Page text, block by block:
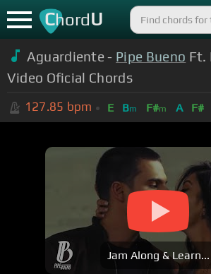
ChordU
Aguardiente - Pipe Bueno Ft.
Video Oficial Chords
127.85 bpm E Bm F#m A F#
Jam Along & Learn...